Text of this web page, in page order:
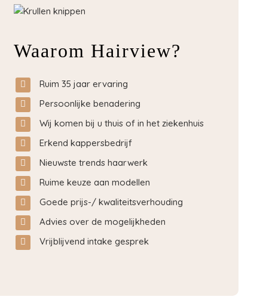
Waarom Hairview?
Ruim 35 jaar ervaring
Persoonlijke benadering
Wij komen bij u thuis of in het ziekenhuis
Erkend kappersbedrijf
Nieuwste trends haarwerk
Ruime keuze aan modellen
Goede prijs-/ kwaliteitsverhouding
Advies over de mogelijkheden
Vrijblijvend intake gesprek